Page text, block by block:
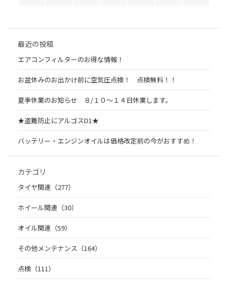
最近の投稿
エアコンフィルターのお得な情報！
お盆休みのお出かけ前に空気圧点検！ 点検無料！！
夏季休業のお知らせ ８/１０～１４日休業します。
★盗難防止にアルゴスD1★
バッテリー・エンジンオイルは価格改定前の今がおすすめ！
カテゴリ
タイヤ関連（277）
ホイール関連（30）
オイル関連（59）
その他メンテナンス（164）
点検（111）